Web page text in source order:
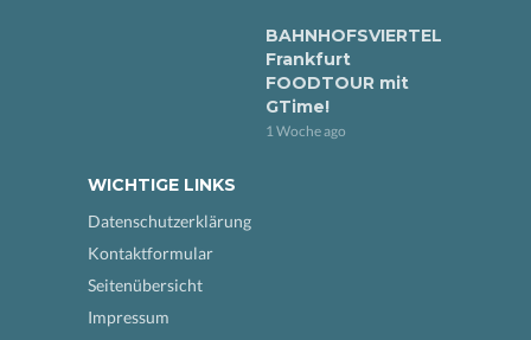
BAHNHOFSVIERTEL
Frankfurt
FOODTOUR mit
GTime!
1 Woche ago
WICHTIGE LINKS
Datenschutzerklärung
Kontaktformular
Seitenübersicht
Impressum